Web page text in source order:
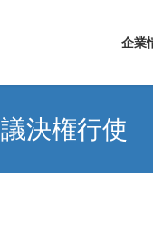
企業
議決権行使